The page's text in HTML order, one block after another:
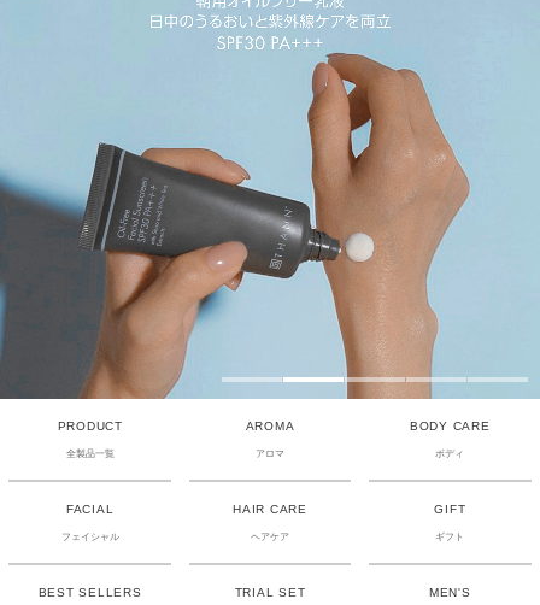
PRODUCT
全製品一覧
AROMA
アロマ
BODY CARE
ボディ
FACIAL
フェイシャル
HAIR CARE
ヘアケア
GIFT
ギフト
BEST SELLERS TRIAL SET MEN'S